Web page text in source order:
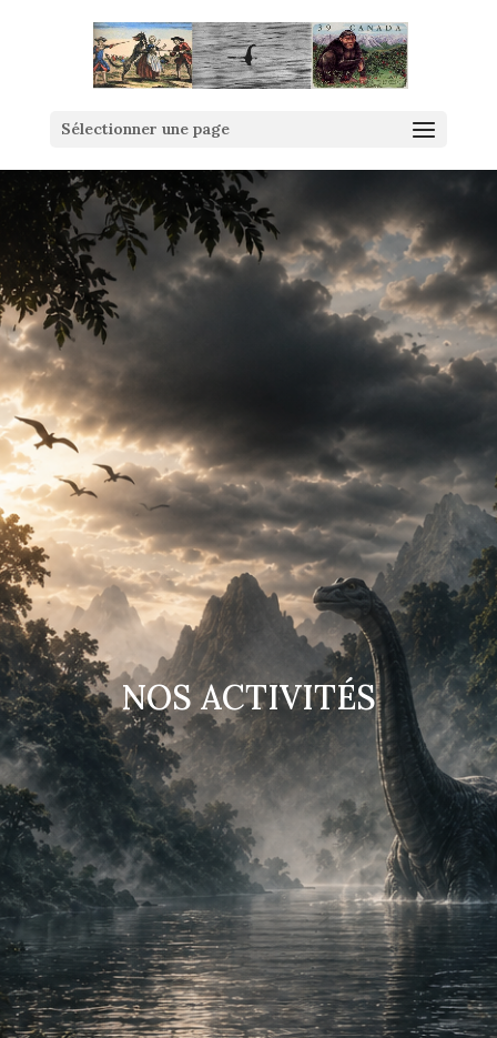
Sélectionner une page
NOS ACTIVITÉS